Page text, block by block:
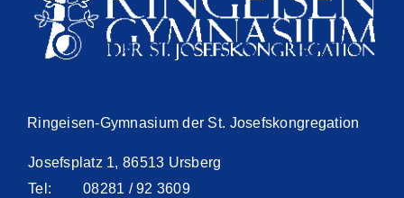
Ringeisen-Gymnasium der St. Josefskongregation
Josefsplatz 1, 86513 Ursberg
Tel:
08281 / 92 3609